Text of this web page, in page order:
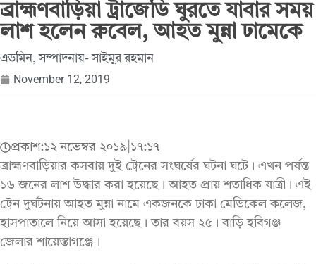
ব্রাহ্মণবাড়িয়া ট্রাজেডি ঘুরতে যাবার সময়
লাশ হলেন রুবেল, আহত মুন্না ঢামেকে
এডমিন, সম্পাদনায়- সাইমুর রহমান
November 12, 2019
প্রকাশ:১২ নভেম্বর ২০১৯ ১৭:১৭
ব্রাহ্মণবাড়িয়ার কসবায় দুই ট্রেনের সংঘর্ষের ঘটনা ঘটে। এখন পর্যন্ত
১৬ জনের লাশ উদ্ধার করা হয়েছে। আহত প্রায় শতাধিক যাত্রী। এই
ট্রেন দুর্ঘটনায় আহত মুন্না নামে একজনকে ঢাকা মেডিকেল কলেজ,
হাসপাতালে নিয়ে আসা হয়েছে। তার বয়স ২৫। বাড়ি হবিগঞ্জ
জেলার শায়েস্তাগঞ্জে।